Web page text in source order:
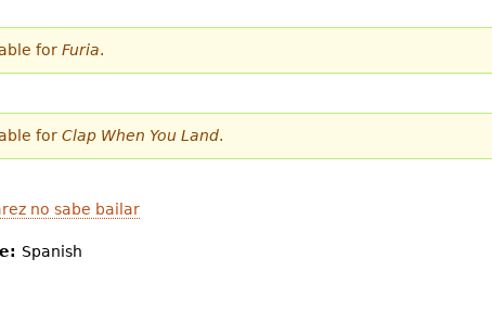
for Furia.
for Clap When You Land.
no sabe bailar
Spanish